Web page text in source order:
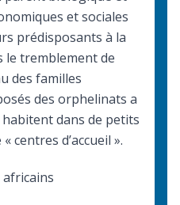
et sociales
prédisposants à la
le tremblement de
des familles
des orphelinats a
dans de petits
centres d’accueil ».